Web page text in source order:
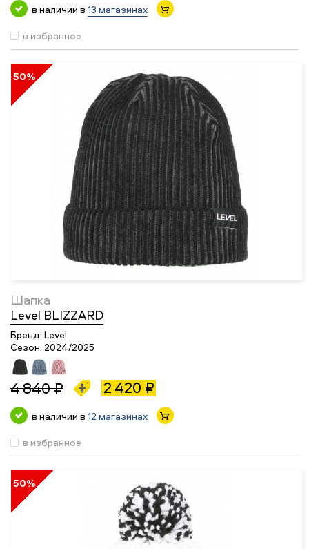
в наличии в 13 магазинах
в избранное
50%
Шапка
Level BLIZZARD
Бренд: Level
Сезон: 2024/2025
4 840 ₽ 2 420 ₽
в наличии в 12 магазинах
в избранное
50%